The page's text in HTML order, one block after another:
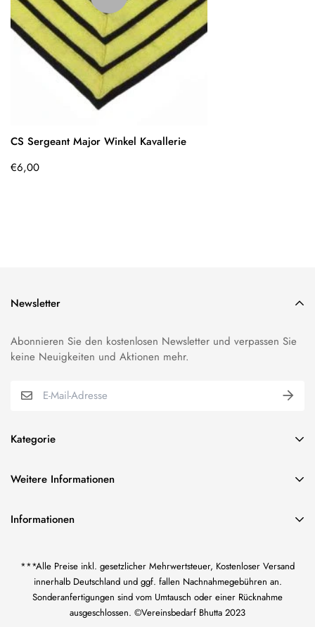
CS Sergeant Major Winkel Kavallerie
Regulärer
€6,00
Kategorie
BUNDESWEHR EFFEKTEN
ORDEN & ABZEICHEN
KORDELN/TRESSE & FRANSEN
US CIVIL WAR-EFFEKTEN
WK I KAISERREICH-EFFEKTEN
WEHRMACHT UNIFORM-EFFEKTEN
Newsletter
Abonnieren Sie den kostenlosen Newsletter und verpassen Sie
keine Neuigkeiten und Aktionen mehr.
Weitere Informationen
über uns
Widerrufsrecht
Datenschutzerklärung
Zahlung und Versand
Informationen
Inh. Bilal Bhutta
Götzenmühlweg 65
61350 Bad Homburg
***Alle Preise inkl. gesetzlicher Mehrwertsteuer, Kostenloser Versand
innerhalb Deutschland und ggf. fallen Nachnahmegebühren an.
Sonderanfertigungen sind vom Umtausch oder einer Rücknahme
ausgeschlossen. ©Vereinsbedarf Bhutta 2023